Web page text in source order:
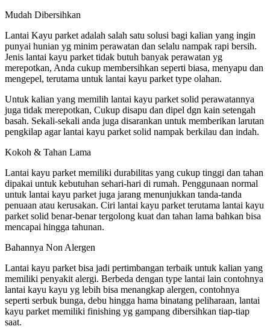
Mudah Dibersihkan
Lantai Kayu parket adalah salah satu solusi bagi kalian yang ingin
punyai hunian yg minim perawatan dan selalu nampak rapi bersih.
Jenis lantai kayu parket tidak butuh banyak perawatan yg
merepotkan, Anda cukup membersihkan seperti biasa, menyapu dan
mengepel, terutama untuk lantai kayu parket type olahan.
Untuk kalian yang memilih lantai kayu parket solid perawatannya
juga tidak merepotkan, Cukup disapu dan dipel dgn kain setengah
basah. Sekali-sekali anda juga disarankan untuk memberikan larutan
pengkilap agar lantai kayu parket solid nampak berkilau dan indah.
Kokoh & Tahan Lama
Lantai kayu parket memiliki durabilitas yang cukup tinggi dan tahan
dipakai untuk kebutuhan sehari-hari di rumah. Penggunaan normal
untuk lantai kayu parket juga jarang menunjukkan tanda-tanda
penuaan atau kerusakan. Ciri lantai kayu parket terutama lantai kayu
parket solid benar-benar tergolong kuat dan tahan lama bahkan bisa
mencapai hingga tahunan.
Bahannya Non Alergen
Lantai kayu parket bisa jadi pertimbangan terbaik untuk kalian yang
memiliki penyakit alergi. Berbeda dengan type lantai lain contohnya
lantai kayu kayu yg lebih bisa menangkap alergen, contohnya
seperti serbuk bunga, debu hingga hama binatang peliharaan, lantai
kayu parket memiliki finishing yg gampang dibersihkan tiap-tiap
saat.